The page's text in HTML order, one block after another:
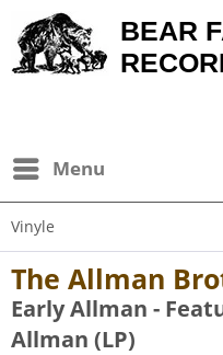
BEAR
Menu
Vinyle
The Allman
Early Allman -
Allman (LP)